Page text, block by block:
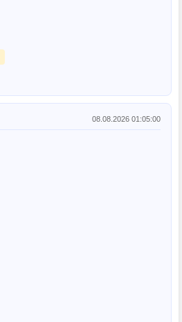
08.08.2026 01:05:00